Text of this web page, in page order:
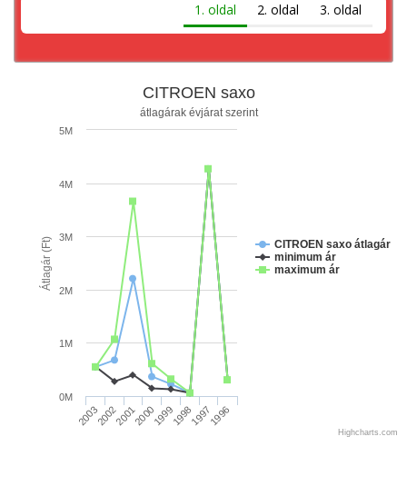
1. oldal
2. oldal 3. oldal
Átlagár (Ft)
CITROEN saxo
átlagárak évjárat szerint
CITROEN saxo átlagár
minimum ár
maximum ár
20032002200120001999199819971996
0M
1M
2M
3M
4M
5M
Highcharts.com